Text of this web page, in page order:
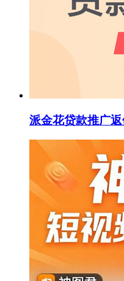
派金花贷款推广